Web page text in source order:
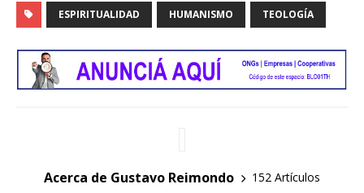
ESPIRITUALIDAD HUMANISMO TEOLOGÍA
Acerca de Gustavo Reimondo
152 Artículos